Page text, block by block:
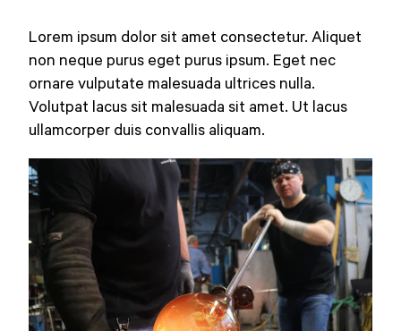
Lorem ipsum dolor sit amet consectetur. Aliquet
non neque purus eget purus ipsum. Eget nec
ornare vulputate malesuada ultrices nulla.
Volutpat lacus sit malesuada sit amet. Ut lacus
ullamcorper duis convallis aliquam.